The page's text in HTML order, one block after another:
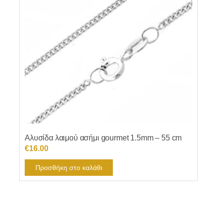
Αλυσίδα λαιμού ασήμι gourmet 1.5mm – 55 cm
€16.00
Προσθήκη στο καλάθι